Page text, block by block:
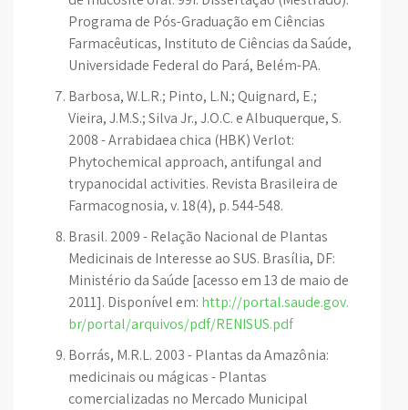
Programa de Pós-Graduação em Ciências
Farmacêuticas, Instituto de Ciências da Saúde,
Universidade Federal do Pará, Belém-PA.
Barbosa, W.L.R.; Pinto, L.N.; Quignard, E.;
Vieira, J.M.S.; Silva Jr., J.O.C. e Albuquerque, S.
2008 - Arrabidaea chica (HBK) Verlot:
Phytochemical approach, antifungal and
trypanocidal activities. Revista Brasileira de
Farmacognosia, v. 18(4), p. 544-548.
Brasil. 2009 - Relação Nacional de Plantas
Medicinais de Interesse ao SUS. Brasília, DF:
Ministério da Saúde [acesso em 13 de maio de
2011]. Disponível em: http://portal.saude.gov.
br/portal/arquivos/pdf/RENISUS.pdf
Borrás, M.R.L. 2003 - Plantas da Amazônia:
medicinais ou mágicas - Plantas
comercializadas no Mercado Municipal